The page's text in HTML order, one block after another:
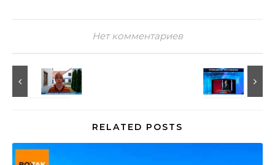
Нет комментариев
RELATED POSTS